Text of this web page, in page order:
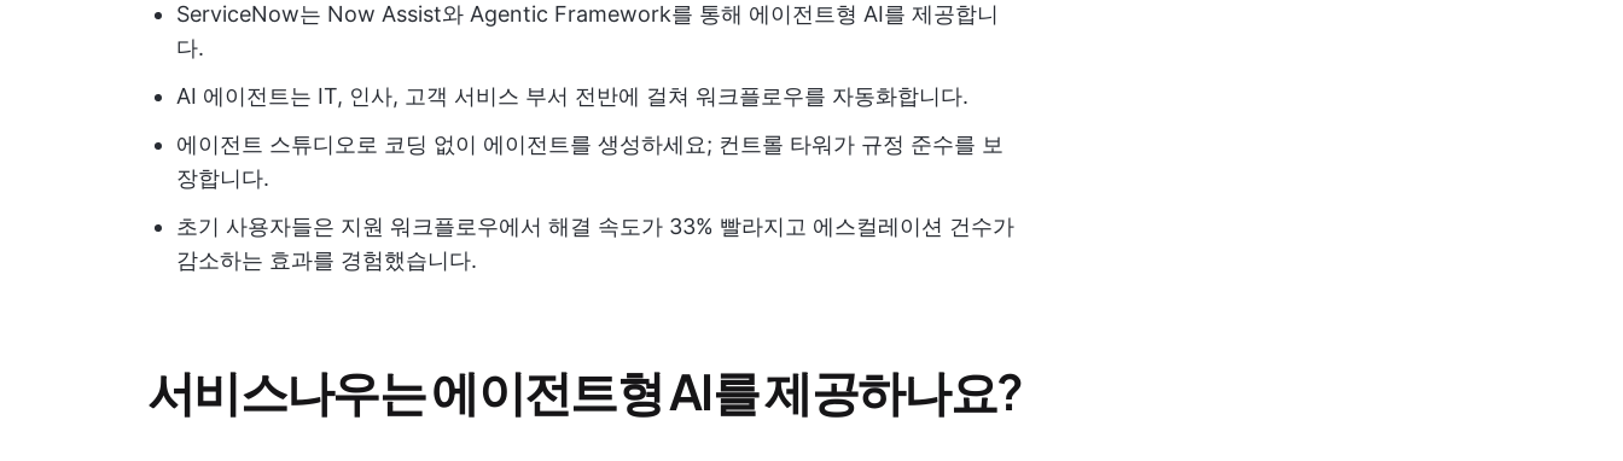
ServiceNow는 Now Assist와 Agentic Framework를 통해 에이전트형 AI를 제공합니
다.
AI 에이전트는 IT, 인사, 고객 서비스 부서 전반에 걸쳐 워크플로우를 자동화합니다.
에이전트 스튜디오로 코딩 없이 에이전트를 생성하세요; 컨트롤 타워가 규정 준수를 보
장합니다.
초기 사용자들은 지원 워크플로우에서 해결 속도가 33% 빨라지고 에스컬레이션 건수가
감소하는 효과를 경험했습니다.
서비스나우는 에이전트형 AI를 제공하나요?